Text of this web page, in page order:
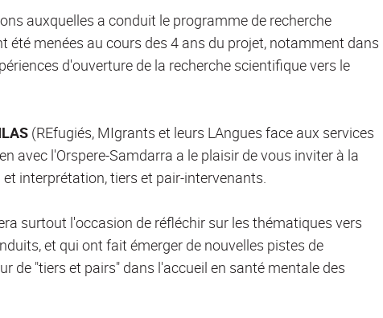
auxquelles a conduit le programme de recherche
été menées au cours des 4 ans du projet, notamment dans
d'ouverture de la recherche scientifique vers le
(REfugiés, MIgrants et leurs LAngues face aux services
avec l'Orspere-Samdarra a le plaisir de vous inviter à la
interprétation, tiers et pair-intervenants.
surtout l'occasion de réfléchir sur les thématiques vers
et qui ont fait émerger de nouvelles pistes de
de "tiers et pairs" dans l'accueil en santé mentale des